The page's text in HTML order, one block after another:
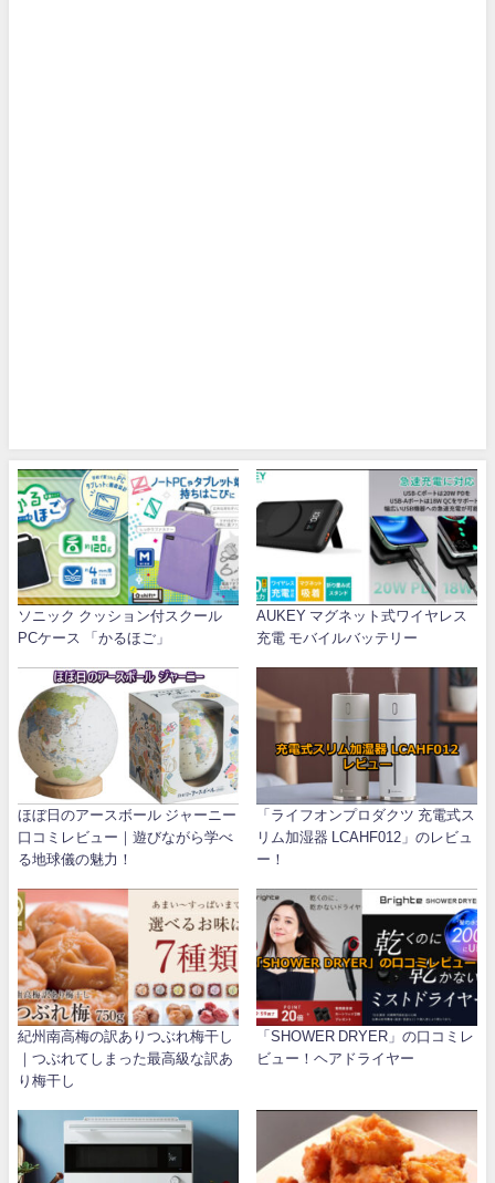
ソニック クッション付スクール
PCケース 「かるほご」
AUKEY マグネット式ワイヤレス
充電 モバイルバッテリー
ほぼ日のアースボール ジャーニー
口コミレビュー｜遊びながら学べ
る地球儀の魅力！
「ライフオンプロダクツ 充電式ス
リム加湿器 LCAHF012」のレビュ
ー！
紀州南高梅の訳ありつぶれ梅干し
｜つぶれてしまった最高級な訳あ
り梅干し
「SHOWER DRYER」の口コミレ
ビュー！ヘアドライヤー